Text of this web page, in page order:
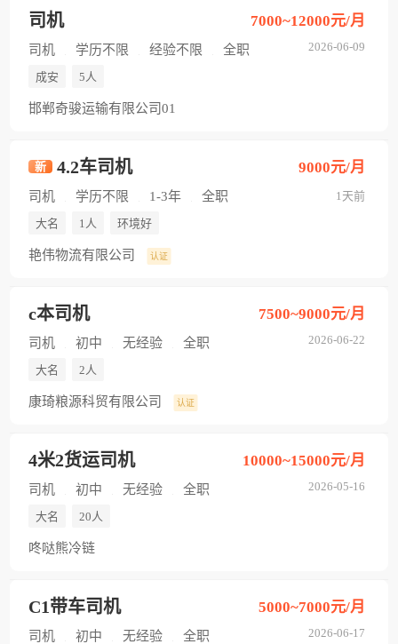
司机
2026-06-09
7000~12000元/月
司机 学历不限 经验不限 全职
成安 5人
邯郸奇骏运输有限公司01
新 4.2车司机
1天前
9000元/月
司机 学历不限 1-3年 全职
大名 1人 环境好
艳伟物流有限公司 认证
c本司机
2026-06-22
7500~9000元/月
司机 初中 无经验 全职
大名 2人
康琦粮源科贸有限公司 认证
4米2货运司机
2026-05-16
10000~15000元/月
司机 初中 无经验 全职
大名 20人
咚哒熊冷链
C1带车司机
2026-06-17
5000~7000元/月
司机 初中 无经验 全职